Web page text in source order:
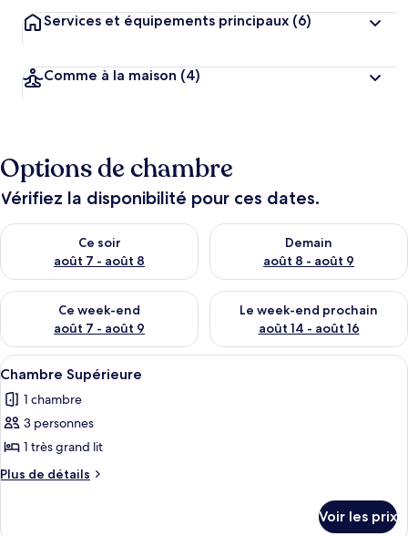
Services et équipements principaux (6)
Comme à la maison (4)
Options de chambre
Vérifiez la disponibilité pour ces dates.
Ce soir
août 7 - août 8
Vérifier la disponibilité pour ce soir août 7 - août 8
Demain
août 8 - août 9
Vérifier la disponibilité pour
Ce week-end
août 7 - août 9
Vérifier la disponibilité pour ce week-end août 7 - août 9
Le week-end prochain
août 14 - août 16
Vérifier la disponibilité pour
Afficher
toutes
les
photos
pour
ce
4
Chambre Supérieure
1 chambre
3 personnes
1 très grand lit
Plus de détails
Plus
Voir les prix